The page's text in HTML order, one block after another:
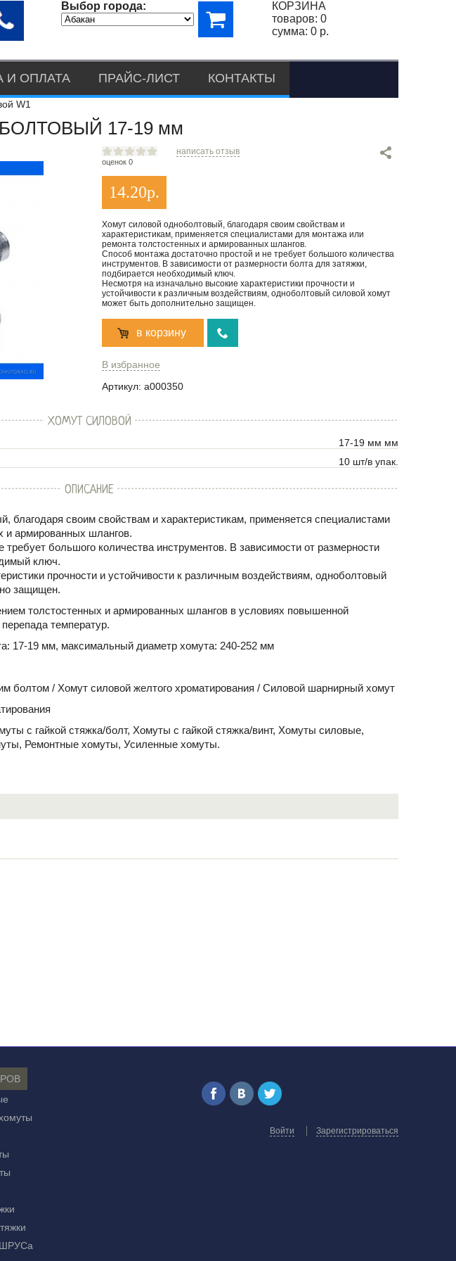
Выбор города:
КОРЗИНА
товаров: 0
сумма: 0 р.
И ОПЛАТА ПРАЙС-ЛИСТ КОНТАКТЫ
W1
17-19 мм
оценок 0
написать отзыв
14.20р.
Хомут силовой одноболтовый, благодаря своим свойствам и
характеристикам, применяется специалистами для монтажа или
ремонта толстостенных и армированных шлангов.
Способ монтажа достаточно простой и не требует большого количества
инструментов. В зависимости от размерности болта для затяжки,
подбирается необходимый ключ.
Несмотря на изначально высокие характеристики прочности и
устойчивости к различным воздействиям, одноболтовый силовой хомут
может быть дополнительно защищен.
в корзину
В избранное
Артикул: a000350
ХОМУТ СИЛОВОЙ
17-19 мм мм
10 шт/в упак.
ОПИСАНИЕ
благодаря своим свойствам и характеристикам, применяется специалистами
и армированных шлангов.
большого количества инструментов. В зависимости от размерности
ключ.
прочности и устойчивости к различным воздействиям, одноболтовый
защищен.
толстостенных и армированных шлангов в условиях повышенной
температур.
17-19 мм, максимальный диаметр хомута: 240-252 мм
болтом / Хомут силовой желтого хроматирования / Силовой шарнирный хомут
с гайкой стяжка/болт, Хомуты с гайкой стяжка/винт, Хомуты силовые,
Ремонтные хомуты, Усиленные хомуты.
ШРУСа
Войти Зарегистрироваться